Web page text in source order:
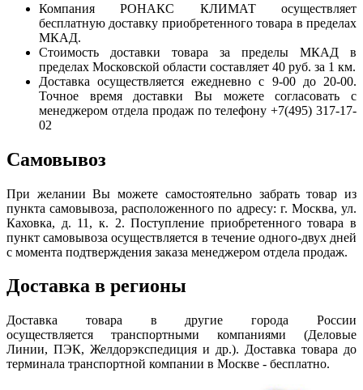
Компания РОНАКС КЛИМАТ осуществляет
бесплатную доставку приобретенного товара в пределах
МКАД.
Стоимость доставки товара за пределы МКАД в
пределах Московской области составляет 40 руб. за 1 км.
Доставка осуществляется ежедневно с 9-00 до 20-00.
Точное время доставки Вы можете согласовать с
менеджером отдела продаж по телефону +7(495) 317-17-
02
Самовывоз
При желании Вы можете самостоятельно забрать товар из
пункта самовывоза, расположенного по адресу: г. Москва, ул.
Каховка, д. 11, к. 2. Поступление приобретенного товара в
пункт самовывоза осуществляется в течение одного-двух дней
с момента подтверждения заказа менеджером отдела продаж.
Доставка в регионы
Доставка товара в другие города России
осуществляется транспортными компаниями (Деловые
Линии, ПЭК, Желдорэкспедиция и др.). Доставка товара до
терминала транспортной компании в Москве - бесплатно.